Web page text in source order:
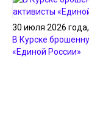
30 июля 2026
В Курске
«Единой России»